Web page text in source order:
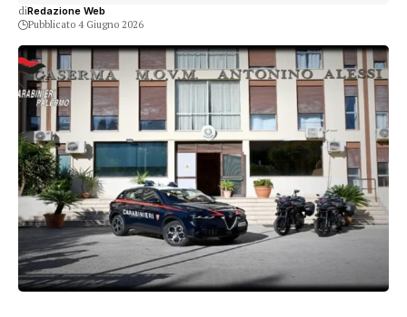
diRedazione Web
Pubblicato 4 Giugno 2026